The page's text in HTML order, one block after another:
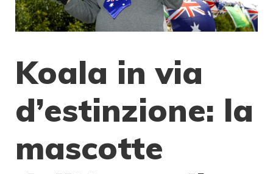
Koala in via
d’estinzione: la
mascotte